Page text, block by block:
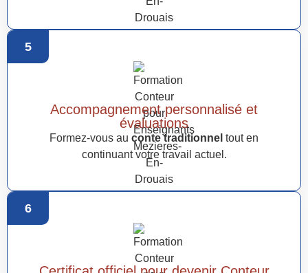
5
Accompagnement personnalisé et
évaluations
Formez-vous au conte traditionnel tout en
continuant votre travail actuel.
6